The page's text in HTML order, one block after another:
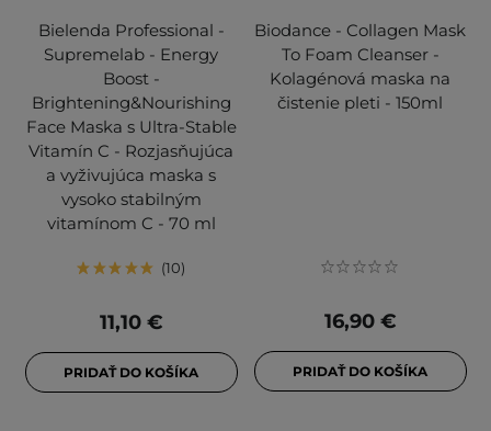
Bielenda Professional -
Supremelab - Energy
Boost -
Brightening&Nourishing
Face Maska s Ultra-Stable
Vitamín C - Rozjasňujúca
a vyživujúca maska ​​s
vysoko stabilným
vitamínom C - 70 ml
10
11,10 €
PRIDAŤ DO KOŠÍKA
Biodance - Collagen Mask
To Foam Cleanser -
Kolagénová maska na
čistenie pleti - 150ml
16,90 €
PRIDAŤ DO KOŠÍKA